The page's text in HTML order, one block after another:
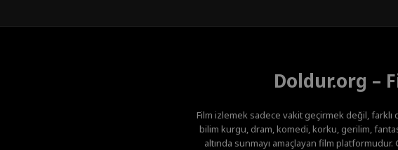
Doldur.org –
Film izlemek sadece vakit geçirmek değil,
bilim kurgu, dram, komedi, korku, gerilim,
altında sunmayı amaçlayan film platformudur.